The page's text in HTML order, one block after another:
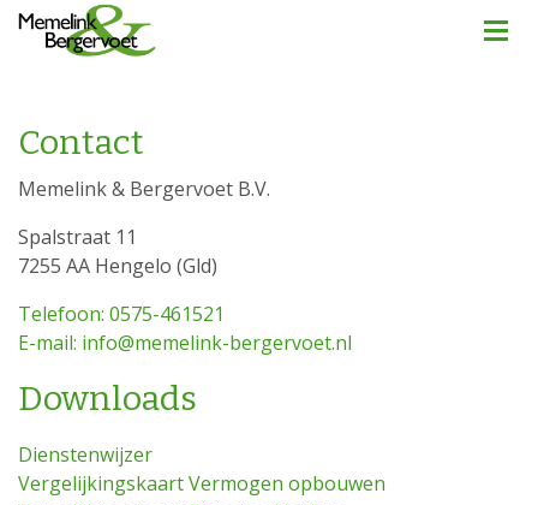
Contact
Memelink & Bergervoet B.V.
Spalstraat 11
7255 AA Hengelo (Gld)
Telefoon: 0575-461521
E-mail: info@memelink-bergervoet.nl
Downloads
Dienstenwijzer
Vergelijkingskaart Vermogen opbouwen